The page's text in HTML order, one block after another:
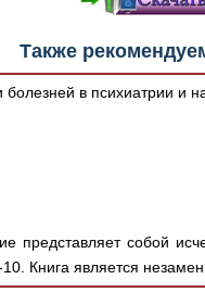
Также
в психиатрии и
представляет собой
Книга является